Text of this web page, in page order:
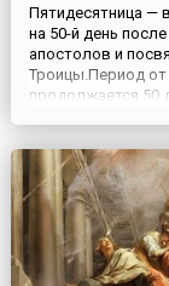
Пятидесятница —
на 50-й день
апостолов и
Троицы.Период от
продолжается 50
еврейского